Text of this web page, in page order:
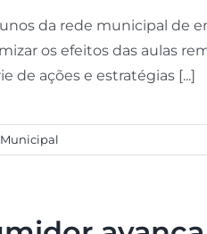
da rede municipal de
os efeitos das aulas
de ações e estratégias [...]